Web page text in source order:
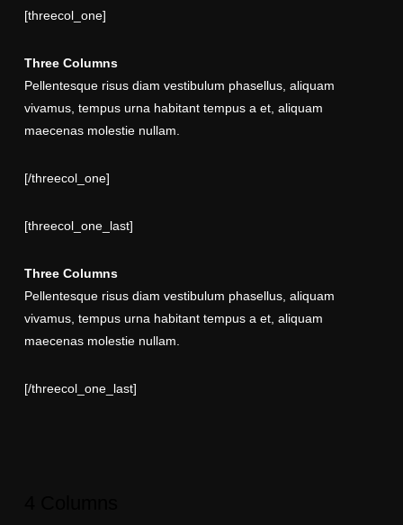
[threecol_one]
Three Columns
Pellentesque risus diam vestibulum phasellus, aliquam
vivamus, tempus urna habitant tempus a et, aliquam
maecenas molestie nullam.
[/threecol_one]
[threecol_one_last]
Three Columns
Pellentesque risus diam vestibulum phasellus, aliquam
vivamus, tempus urna habitant tempus a et, aliquam
maecenas molestie nullam.
[/threecol_one_last]